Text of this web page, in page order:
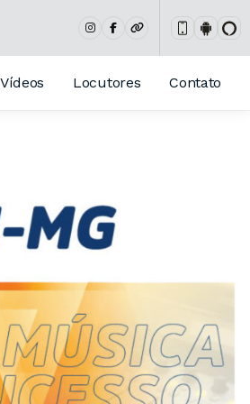
Vídeos Locutores Contato